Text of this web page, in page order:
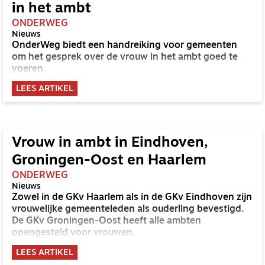
in het ambt
ONDERWEG
Nieuws
OnderWeg biedt een handreiking voor gemeenten
om het gesprek over de vrouw in het ambt goed te
voeren.
LEES ARTIKEL
Vrouw in ambt in Eindhoven,
Groningen-Oost en Haarlem
ONDERWEG
Nieuws
Zowel in de GKv Haarlem als in de GKv Eindhoven zijn
vrouwelijke gemeenteleden als ouderling bevestigd.
De GKv Groningen-Oost heeft alle ambten
opengesteld voor vrouwen.
LEES ARTIKEL